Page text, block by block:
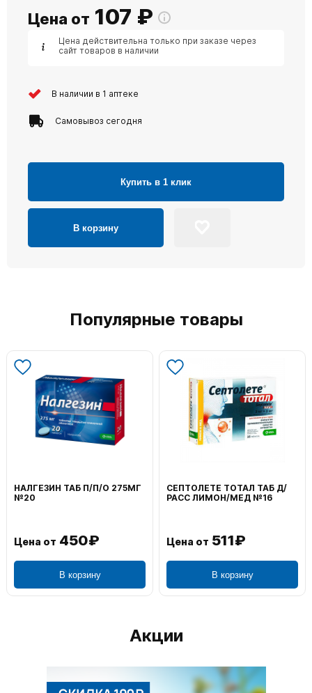
Цена от 107 ₽
Цена действительна только при заказе через
сайт товаров в наличии
В наличии в 1 аптеке
Самовывоз сегодня
Купить в 1 клик
В корзину
Популярные товары
ВОЛЬТАРЕН ЭМУЛЬГЕЛЬ
НАРУЖ 2% 100Г
Цена от 1 195₽
В корзину
ФЕНИСТИЛ ГЕЛЬ НАРУЖ
0,1% 50Г
Цена от 804₽
В корзину
Акции